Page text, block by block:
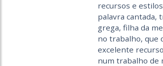
recursos e
palavra cantada,
grega, filha da
no trabalho, que
excelente
num trabalho de